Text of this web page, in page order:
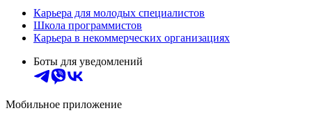
Карьера для молодых специалистов
Школа программистов
Карьера в некоммерческих организациях
Боты для уведомлений
Мобильное приложение